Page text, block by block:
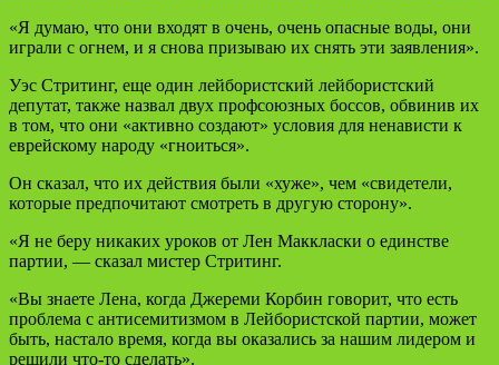
«Я думаю, что они входят в очень, очень опасные воды, они
играли с огнем, и я снова призываю их снять эти заявления».
Уэс Стритинг, еще один лейбористский лейбористский
депутат, также назвал двух профсоюзных боссов, обвинив их
в том, что они «активно создают» условия для ненависти к
еврейскому народу «гноиться».
Он сказал, что их действия были «хуже», чем «свидетели,
которые предпочитают смотреть в другую сторону».
«Я не беру никаких уроков от Лен Маккласки о единстве
партии, — сказал мистер Стритинг.
«Вы знаете Лена, когда Джереми Корбин говорит, что есть
проблема с антисемитизмом в Лейбористской партии, может
быть, настало время, когда вы оказались за нашим лидером и
решили что-то сделать».